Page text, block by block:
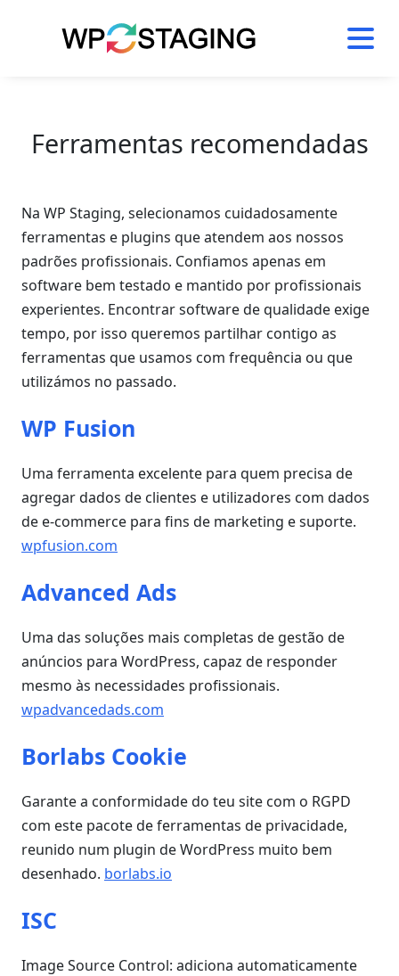
Ferramentas recomendadas
Na WP Staging, selecionamos cuidadosamente
ferramentas e plugins que atendem aos nossos
padrões profissionais. Confiamos apenas em
software bem testado e mantido por profissionais
experientes. Encontrar software de qualidade exige
tempo, por isso queremos partilhar contigo as
ferramentas que usamos com frequência ou que
utilizámos no passado.
WP Fusion
Uma ferramenta excelente para quem precisa de
agregar dados de clientes e utilizadores com dados
de e-commerce para fins de marketing e suporte.
wpfusion.com
Advanced Ads
Uma das soluções mais completas de gestão de
anúncios para WordPress, capaz de responder
mesmo às necessidades profissionais.
wpadvancedads.com
Borlabs Cookie
Garante a conformidade do teu site com o RGPD
com este pacote de ferramentas de privacidade,
reunido num plugin de WordPress muito bem
desenhado. borlabs.io
ISC
Image Source Control: adiciona automaticamente